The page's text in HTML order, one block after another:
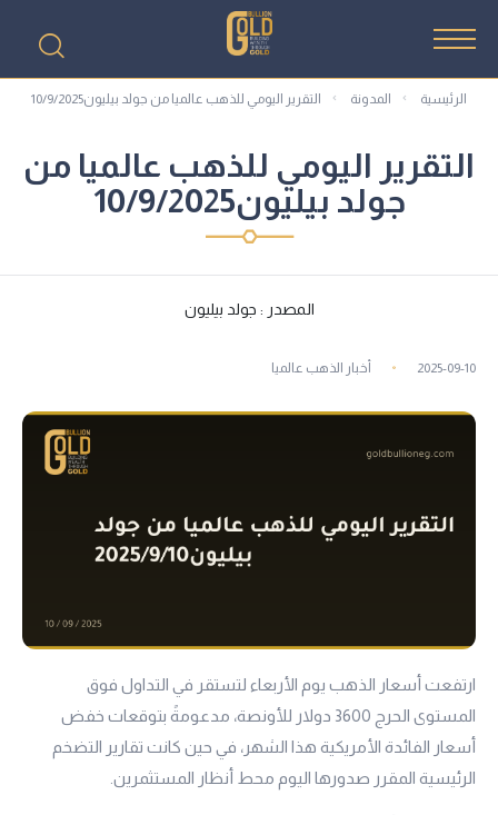
الرئيسية المدونة التقرير اليومي للذهب عالميا من جولد بيليون10/9/2025
التقرير اليومي للذهب عالميا من
جولد بيليون10/9/2025
المصدر : جولد بيليون
2025-09-10 أخبار الذهب عالميا
ارتفعت أسعار الذهب يوم الأربعاء لتستقر في التداول فوق
المستوى الحرج 3600 دولار للأونصة، مدعومةً بتوقعات خفض
أسعار الفائدة الأمريكية هذا الشهر، في حين كانت تقارير التضخم
الرئيسية المقرر صدورها اليوم محط أنظار المستثمرين.